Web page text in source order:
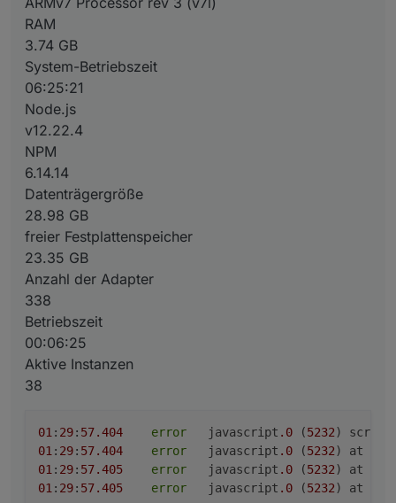
28.98 GB
23.35 GB
Anzahl der Adapter
338
Betriebszeit
00:06:25
Aktive Instanzen
38
RAM
3.74 GB
System-Betriebszeit
06:25:21
Node.js
v12.22.4
NPM
6.14.14
Datenträgergröße
28.98 GB
freier Festplattenspeicher
23.35 GB
Anzahl der Adapter
338
Betriebszeit
00:06:25
Aktive Instanzen
38
01 : 29: 57.404 error
	javascript
.0 (5232)
01 : 29: 57.404 error
	javascript
.0 (5232) at
01 : 29: 57.405 error
	javascript
.0 (5232) at
01 : 29: 57.405 error
	javascript
.0 (5232) at